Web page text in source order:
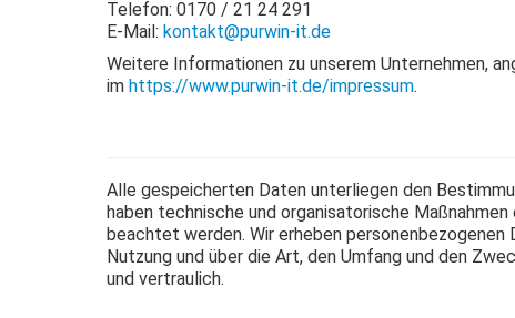
Telefon: 0170 / 21 24 291
E-Mail: kontakt@purwin-it.de
Weitere Informationen zu unserem Unternehmen,
im https://www.purwin-it.de/impressum.
Alle gespeicherten Daten unterliegen den
haben technische und organisatorische
beachtet werden. Wir erheben
Nutzung und über die Art, den Umfang und den
und vertraulich.